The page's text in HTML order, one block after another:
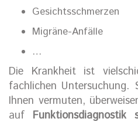
Gesichtsschmerzen
Migräne-Anfälle
…
Die Krankheit ist
fachlichen Untersuchung.
Ihnen vermuten,
auf Funktionsdiagnostik